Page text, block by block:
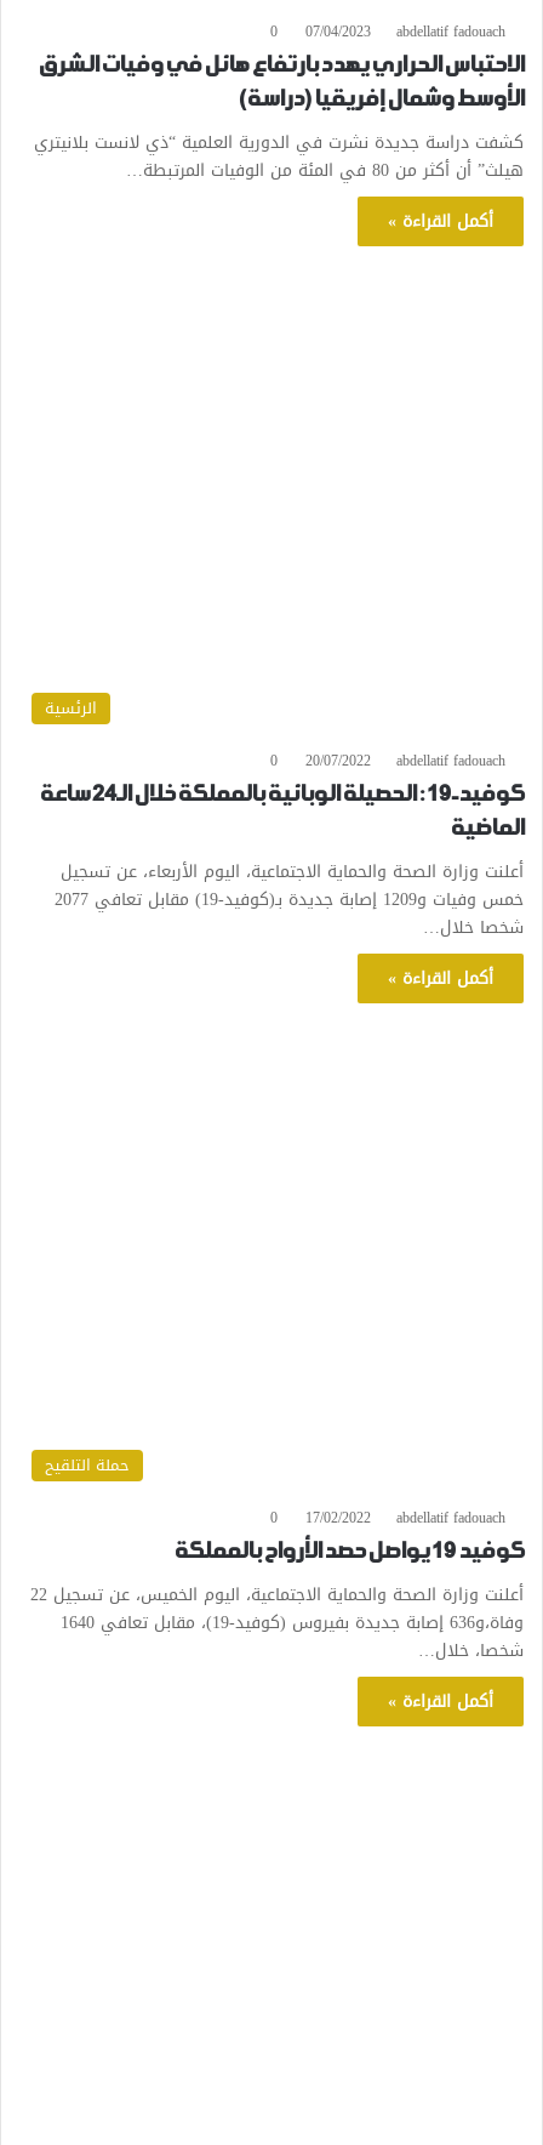
abdellatif fadouach
07/04/2023
0
الاحتباس الحراري يهدد بارتفاع هائل في وفيات الشرق
الأوسط وشمال إفريقيا (دراسة)
كشفت دراسة جديدة نشرت في الدورية العلمية “ذي لانست بلانيتري
هيلث” أن أكثر من 80 في المئة من الوفيات المرتبطة…
أكمل القراءة »
الرئسية
abdellatif fadouach
20/07/2022
0
كوفيد-19 : الحصيلة الوبائية بالمملكة خلال الـ24 ساعة
الماضية
أعلنت وزارة الصحة والحماية الاجتماعية، اليوم الأربعاء، عن تسجيل
خمس وفيات و1209 إصابة جديدة بـ(كوفيد-19) مقابل تعافي 2077
شخصا خلال…
أكمل القراءة »
حملة التلقيح
abdellatif fadouach
17/02/2022
0
كوفيد 19 يواصل حصد الأرواح بالمملكة
أعلنت وزارة الصحة والحماية الاجتماعية، اليوم الخميس، عن تسجيل 22
وفاة،و636 إصابة جديدة بفيروس (كوفيد-19)، مقابل تعافي 1640
شخصا، خلال…
أكمل القراءة »